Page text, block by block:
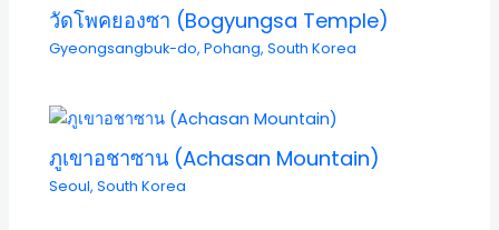
วัดโพคยองซา (Bogyungsa Temple)
Gyeongsangbuk-do,Pohang,South Korea
ภูเขาอชาซาน (Achasan Mountain)
Seoul,South Korea